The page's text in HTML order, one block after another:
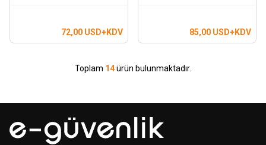
72,00 USD+KDV 85,00 USD+KDV
Toplam 14ürün bulunmaktadır.